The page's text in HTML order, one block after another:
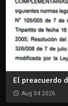
El preacuerdo
Aug 04 2026